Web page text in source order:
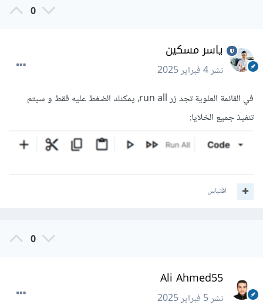
0
ياسر مسكين
نشر4 فبراير 2025
في القائمة العلوية تجد زر run all، يمكنك الضغط عليه فقط و سيتم
تنفيذ جميع الخلايا:
اقتباس
0
Ali Ahmed55
نشر5 فبراير 2025